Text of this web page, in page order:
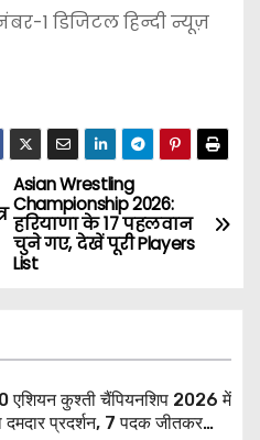
1 डिजिटल हिन्दी न्यूज़
Asian Wrestling
Championship 2026:
हरियाणा के 17 पहलवान
चुने गए, देखें पूरी Players
List
एशियन कुश्ती चैंपियनशिप 2026 में
दमदार प्रदर्शन, 7 पदक जीतकर